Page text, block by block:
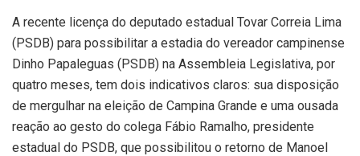
A recente licença do deputado estadual Tovar Correia Lima
(PSDB) para possibilitar a estadia do vereador campinense
Dinho Papaleguas (PSDB) na Assembleia Legislativa, por
quatro meses, tem dois indicativos claros: sua disposição
de mergulhar na eleição de Campina Grande e uma ousada
reação ao gesto do colega Fábio Ramalho, presidente
estadual do PSDB, que possibilitou o retorno de Manoel